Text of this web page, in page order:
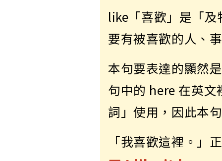
like「喜歡」是「
要有被喜歡的人、
本句要表達的顯然
句中的 here 在英
詞」使用，因此本
「我喜歡這裡。」